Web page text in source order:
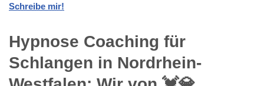
Schreibe mir!
Hypnose Coaching für
Schlangen in Nordrhein-